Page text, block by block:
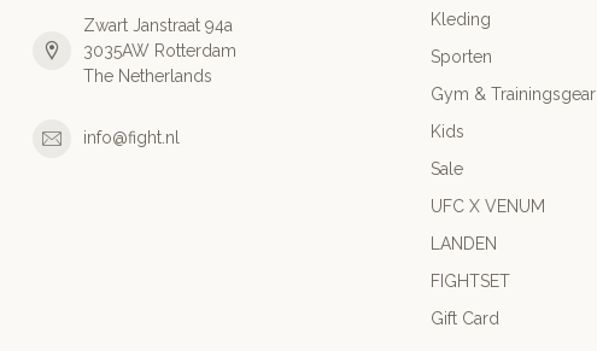
Zwart Janstraat 94a
3035AW Rotterdam
The Netherlands
info@fight.nl
Kleding
Sporten
Gym & Trainingsgear
Kids
Sale
UFC X VENUM
LANDEN
FIGHTSET
Gift Card